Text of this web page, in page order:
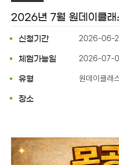
2026년 7월 원데이클래
신청기간 2026-06-
체험가능일 2026-07-
유형 원데이클래
장소